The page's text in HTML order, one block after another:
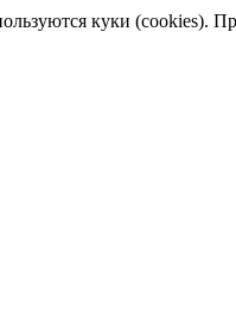
куки (cookies).